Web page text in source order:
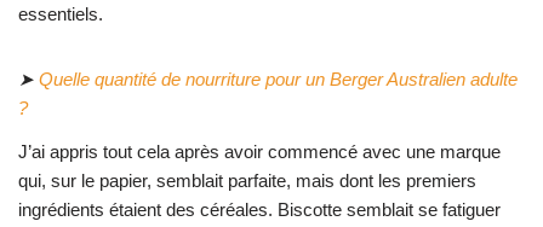
essentiels.
➤ Quelle quantité de nourriture pour un Berger Australien adulte
?
J’ai appris tout cela après avoir commencé avec une marque
qui, sur le papier, semblait parfaite, mais dont les premiers
ingrédients étaient des céréales. Biscotte semblait se fatiguer